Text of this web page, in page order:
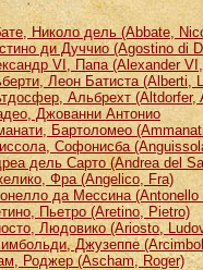
Николо дель (Abbate,
ди Дуччио (Agostino di
VI, Папа (Alexander
Леон Батиста (Alberti,
Альбрехт (Altdorfer,
Джованни Антонио
Бартоломео
Софонисба
дель Сарто (Andrea del
Фра (Angelico, Fra)
да Мессина (Antonello
Пьетро (Aretino, Pietro)
Людовико (Ariosto,
Джузеппе
Роджер (Ascham, Roger)